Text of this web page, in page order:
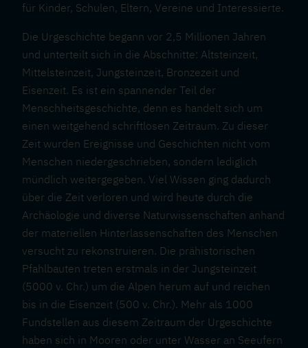
für Kinder, Schulen, Eltern, Vereine und Interessierte.
Die Urgeschichte begann vor 2,5 Millionen Jahren
und unterteilt sich in die Abschnitte: Altsteinzeit,
Mittelsteinzeit, Jungsteinzeit, Bronzezeit und
Eisenzeit. Es ist ein spannender Teil der
Menschheitsgeschichte, denn es handelt sich um
einen weitgehend schriftlosen Zeitraum. Zu dieser
Zeit wurden Ereignisse und Geschichten nicht vom
Menschen niedergeschrieben, sondern lediglich
mündlich weitergegeben. Viel Wissen ging dadurch
über die Zeit verloren und wird heute durch die
Archäologie und diverse Naturwissenschaften anhand
der materiellen Hinterlassenschaften des Menschen
versucht zu rekonstruieren. Die prähistorischen
Pfahlbauten treten erstmals in der Jungsteinzeit
(5000 v. Chr.) um die Alpen herum auf und reichen
bis in die Eisenzeit (500 v. Chr.). Mehr als 1000
Fundstellen aus diesem Zeitraum der Urgeschichte
haben sich in Mooren oder unter Wasser an Seeufern